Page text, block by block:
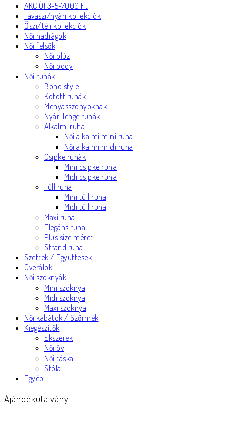
AKCIÓ! 3-5-7000 Ft
Tavaszi/nyári kollekciók
Őszi/téli kollekciók
Női nadrágok
Női felsők
Női blúz
Női body
Női ruhák
Boho style
Kötött ruhák
Menyasszonyoknak
Nyári lenge ruhák
Alkalmi ruha
Női alkalmi mini ruha
Női alkalmi midi ruha
Csipke ruhák
Mini csipke ruha
Midi csipke ruha
Tüll ruha
Mini tüll ruha
Midi tüll ruha
Maxi ruha
Elegáns ruha
Plus size méret
Strand ruha
Szettek / Együttesek
Overálok
Női szoknyák
Mini szoknya
Midi szoknya
Maxi szoknya
Női kabátok / Szőrmék
Kiegészítők
Ékszerek
Női öv
Női táska
Stóla
Egyéb
Ajándékutalvány